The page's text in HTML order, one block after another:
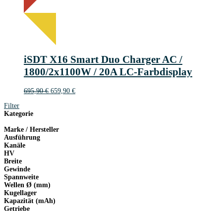
iSDT X16 Smart Duo Charger AC /
1800/2x1100W / 20A LC-Farbdisplay
695,90€ Ursprünglicher
659,90 €Aktueller
Filter
Kategorie
Marke / Hersteller
Ausführung
Kanäle
HV
Breite
Gewinde
Spannweite
Wellen Ø (mm)
Kugellager
Kapazität (mAh)
Getriebe